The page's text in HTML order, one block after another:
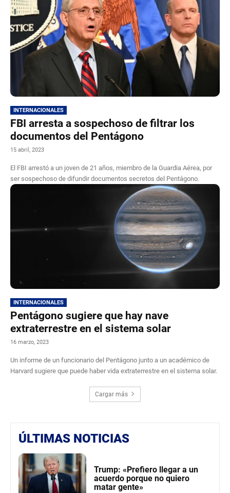
INTERNACIONALES
FBI arresta a sospechoso de filtrar los
documentos del Pentágono
15 abril, 2023
El FBI arrestó a un joven de 21 años, miembro de la Guardia Aérea, por
ser sospechoso de difundir documentos secretos del Pentágono.
INTERNACIONALES
Pentágono sugiere que hay nave
extraterrestre en el sistema solar
16 marzo, 2023
Un informe de un funcionario del Pentágono junto a un académico de
Harvard sugiere que puede haber vida extraterrestre en el sistema solar.
Cargar más
ÚLTIMAS NOTICIAS
Trump: «Prefiero llegar a un
acuerdo porque no quiero
matar gente»